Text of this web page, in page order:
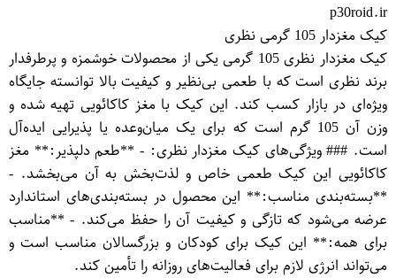
p30roid.ir
کیک مغزدار 105 گرمی نظری
کیک مغزدار نظری 105 گرمی یکی از محصولات خوشمزه و پرطرفدار
برند نظری است که با طعمی بی‌نظیر و کیفیت بالا توانسته جایگاه
ویژه‌ای در بازار کسب کند. این کیک با مغز کاکائویی تهیه شده و
وزن آن 105 گرم است که برای یک میان‌وعده یا پذیرایی ایده‌آل
است. ### ویژگی‌های کیک مغزدار نظری: - **طعم دلپذیر:** مغز
کاکائویی این کیک طعمی خاص و لذت‌بخش به آن می‌بخشد. -
**بسته‌بندی مناسب:** این محصول در بسته‌بندی‌های استاندارد
عرضه می‌شود که تازگی و کیفیت آن را حفظ می‌کند. - **مناسب
برای همه:** این کیک برای کودکان و بزرگسالان مناسب است و
می‌تواند انرژی لازم برای فعالیت‌های روزانه را تأمین کند.